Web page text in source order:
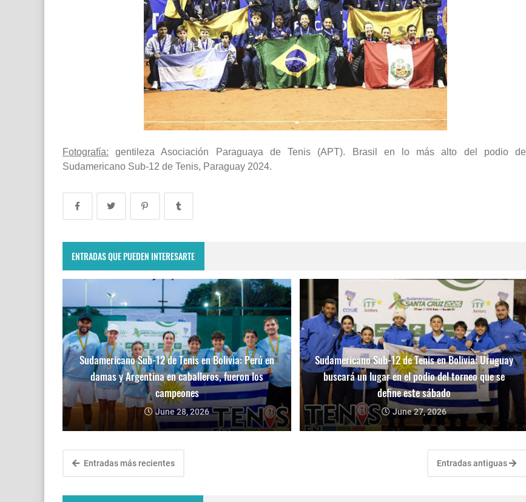
Fotografía: gentileza Asociación Paraguaya de Tenis (APT). Brasil en lo más alto del podio del
Sudamericano Sub-12 de Tenis, Paraguay 2024.
ENTRADAS QUE PUEDEN INTERESARTE
Sudamericano Sub-12 de Tenis en Bolivia: Perú en
damas y Argentina en caballeros, fueron los
campeones
June 28, 2026
Sudamericano Sub-12 de Tenis en Bolivia: Uruguay
buscará un lugar en el podio del torneo que se
define este sábado
June 27, 2026
Entradas más recientes Entradas antiguas